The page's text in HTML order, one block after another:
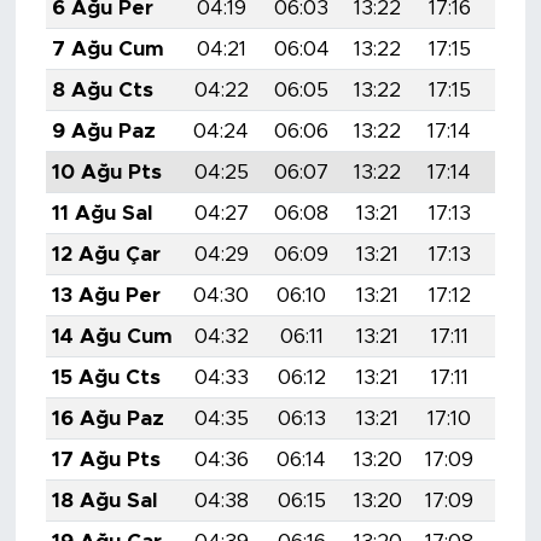
6 Ağu Per
04:19 06:03 13:22 17:16
7 Ağu Cum
04:21 06:04 13:22 17:15
8 Ağu Cts
04:22 06:05 13:22 17:15
9 Ağu Paz
04:24 06:06 13:22 17:14
10 Ağu Pts
04:25 06:07 13:22 17:14
11 Ağu Sal
04:27 06:08 13:21 17:13
12 Ağu Çar
04:29 06:09 13:21 17:13
13 Ağu Per
04:30 06:10 13:21 17:12
14 Ağu Cum
04:32 06:11 13:21 17:11
15 Ağu Cts
04:33 06:12 13:21 17:11
16 Ağu Paz
04:35 06:13 13:21 17:10
17 Ağu Pts
04:36 06:14 13:20 17:09
18 Ağu Sal
04:38 06:15 13:20 17:09